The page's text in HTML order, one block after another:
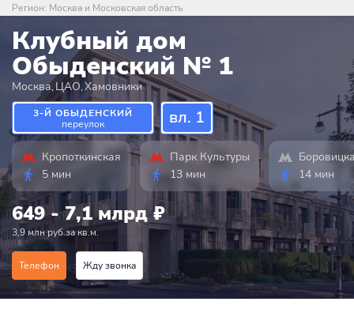
Регион: Москва и Московская область
Клубный дом
Обыденский № 1
Москва,ЦАО,Хамовники
3-Й ОБЫДЕНСКИЙ
переулок
вл. 1
Кропоткинская
5 мин
Парк Культуры
13 мин
14 мин
649 - 7,1 млрд₽
3,9 млн руб.за кв.м.
Телефон Жду звонка